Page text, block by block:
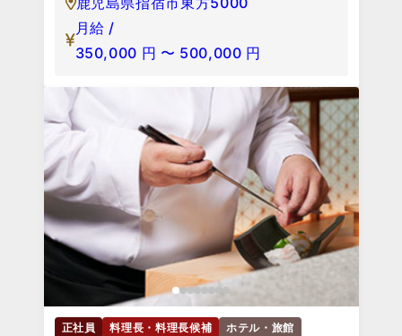
月給 /
350,000 円 〜 500,000 円
正社員 料理長・料理長候補 ホテル・旅館